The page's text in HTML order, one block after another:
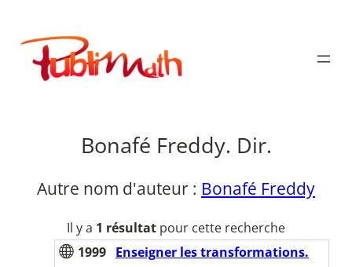
contenu
Publimath
Bonafé Freddy. Dir.
Autre nom d'auteur : Bonafé Freddy
Il y a 1 résultat pour cette recherche
1999 Enseigner les transformations.